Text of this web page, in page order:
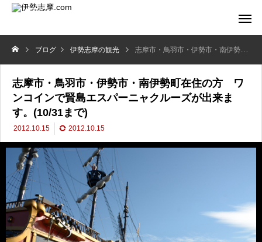
ブログ 伊勢志摩の観光 志摩市・鳥羽市・伊勢市・南伊勢町在住の方 ワンコインで賢島エスパーニャクルーズが出来ます。(10/31まで)
志摩市・鳥羽市・伊勢市・南伊勢町在住の方 ワ
ンコインで賢島エスパーニャクルーズが出来ま
す。(10/31まで)
2012.10.15 2012.10.15